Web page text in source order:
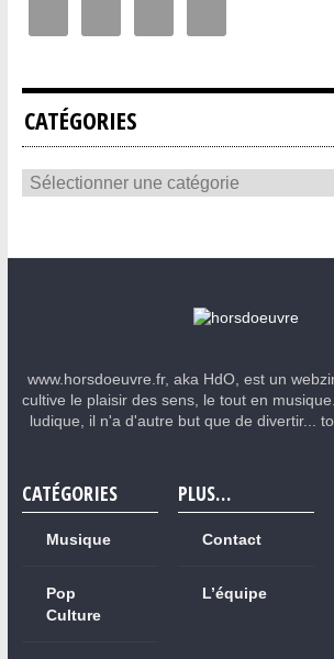
CATÉGORIES
www.horsdoeuvre.fr, aka HdO, est un
cultive le plaisir des sens, le tout en
ludique, il n'a d'autre but que de divertir...
CATÉGORIES
Musique
Pop
Culture
PLUS…
Contact
L’équipe